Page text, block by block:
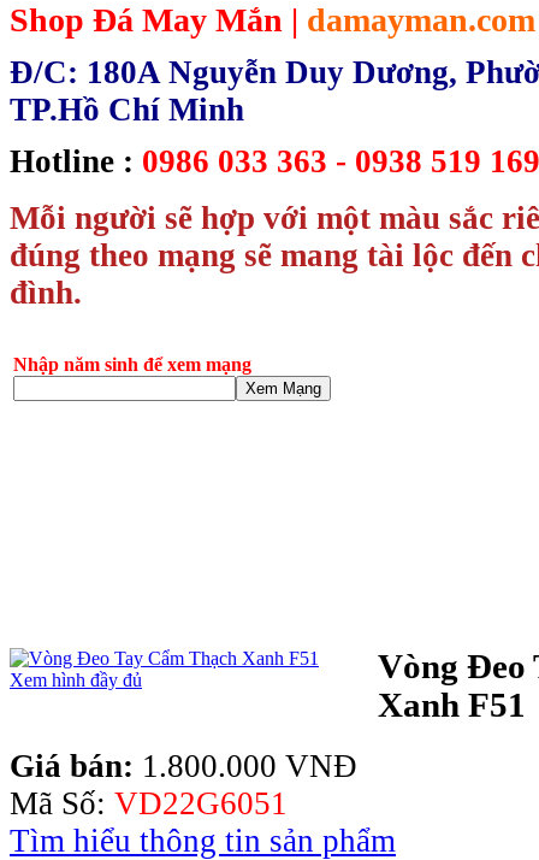
Shop Đá May Mắn | damayman.com
Đ/C: 180A Nguyễn Duy Dương,
TP.Hồ Chí Minh
Hotline : 0986 033 363 - 0938 519
Mỗi người sẽ hợp với một màu sắc
đúng theo mạng sẽ mang tài lộc đến
đình.
Nhập năm sinh để xem mạng
Xem Mạng
Xem hình đầy đủ
Vòng Đeo
Xanh F51
Giá bán: 1.800.000 VNĐ
Mã Số: VD22G6051
Tìm hiểu thông tin sản phẩm